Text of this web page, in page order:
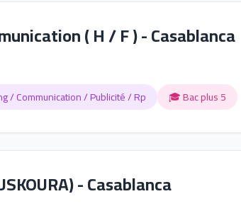
( H / F ) - Casablanca
/ Communication / Publicité / Rp 🎓 Bac plus 5
- Casablanca